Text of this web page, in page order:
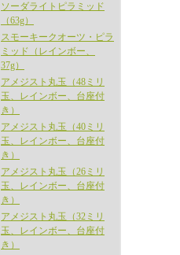
ソーダライトピラミッド
（63g）
スモーキークオーツ・ピラ
ミッド（レインボー、
37g）
アメジスト丸玉（48ミリ
玉、レインボー、台座付
き）
アメジスト丸玉（40ミリ
玉、レインボー、台座付
き）
アメジスト丸玉（26ミリ
玉、レインボー、台座付
き）
アメジスト丸玉（32ミリ
玉、レインボー、台座付
き）